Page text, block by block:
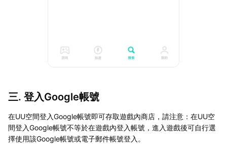
三. 登入Google帳號
在UU空間登入Google帳號即可存取遊戲內商店，請注意：在UU空
間登入Google帳號不等於在遊戲內登入帳號，進入遊戲後可自行選
擇使用該Google帳號或電子郵件帳號登入。